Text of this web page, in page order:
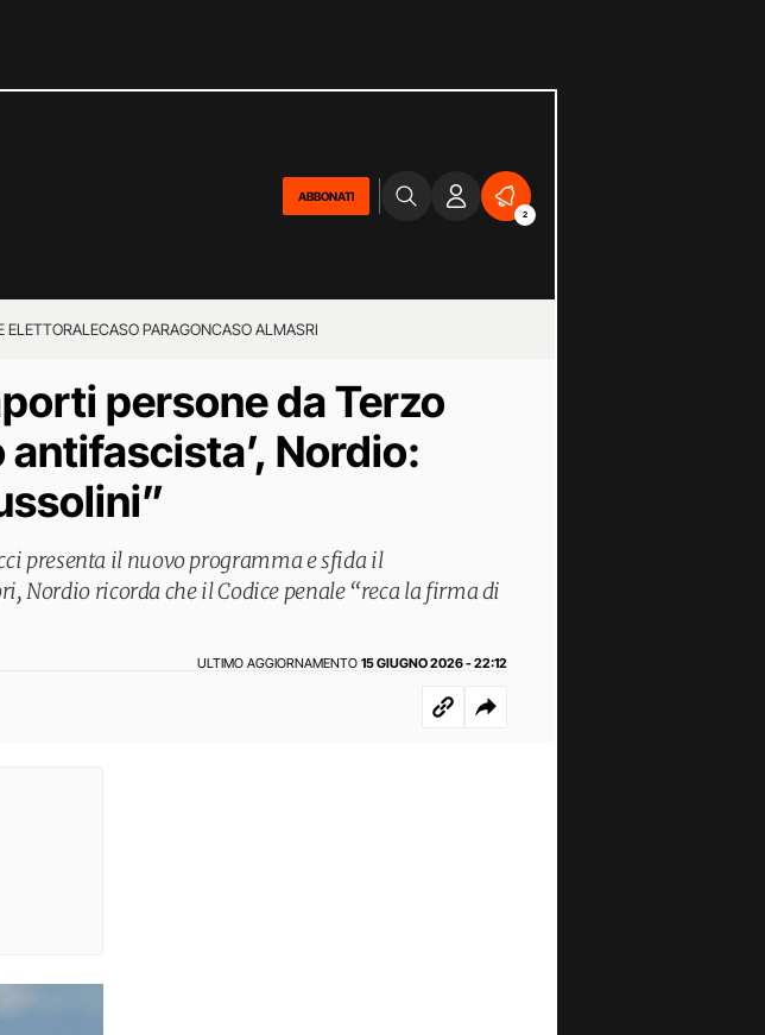
ABBONATI
2
ELETTORALECASO PARAGONCASO ALMASRI
persone da Terzo
Nordio:
presenta il nuovo programma e sfida il
Nordio ricorda che il Codice penale “reca la firma di
ULTIMO AGGIORNAMENTO 15 GIUGNO 2026 - 22:12